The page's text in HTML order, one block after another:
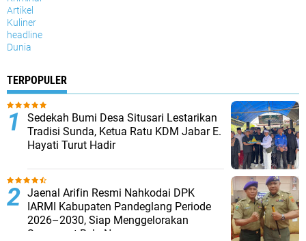
Artikel
Kuliner
headline
Dunia
TERPOPULER
Sedekah Bumi Desa Situsari Lestarikan
Tradisi Sunda, Ketua Ratu KDM Jabar E.
Hayati Turut Hadir
Jaenal Arifin Resmi Nahkodai DPK
IARMI Kabupaten Pandeglang Periode
2026–2030, Siap Menggelorakan
Semangat Bela Negara